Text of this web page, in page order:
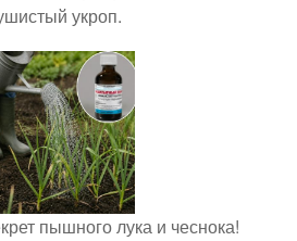
укроп.
пышного лука и чеснока!